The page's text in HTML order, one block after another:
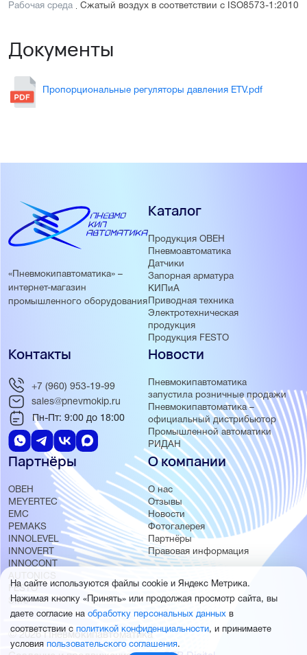
Рабочая среда Сжатый воздух в соответствии с ISO8573-1:2010
Документы
Пропорциональные регуляторы давления ETV.pdf
«Пневмокипавтоматика» –
интернет-магазин
промышленного оборудования
Каталог
Продукция ОВЕН
Пневмоавтоматика
Датчики
Запорная арматура
КИПиА
Приводная техника
Электротехническая
продукция
Продукция FESTO
Новости
Пневмокипавтоматика
запустила розничные продажи
Пневмокипавтоматика –
официальный дистрибьютор
Промышленной автоматики
РИДАН
Партнёры
ОВЕН
MEYERTEC
EMC
PEMAKS
INNOLEVEL
INNOVERT
INNOCONT
AUTONICS
FESTO
SMC
О компании
О нас
Отзывы
Новости
Фотогалерея
Партнёры
Правовая информация
Контакты
+7 (960) 953-19-99
sales@pnevmokip.ru
Пн-Пт: 9:00 до 18:00
© 2026 Пневмокипавтоматика
На сайте используются файлы cookie и Яндекс Метрика.
Нажимая кнопку «Принять» или продолжая просмотр сайта, вы
даете согласие на обработку персональных данных в
соответствии с политикой конфиденциальности, и принимаете
условия пользовательского соглашения.